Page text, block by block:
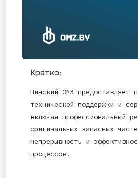
Кратко:
Пинский ОМЗ предоставляет
технической поддержки и
включая профессиональный
оригинальных запасных
непрерывность и
процессов.